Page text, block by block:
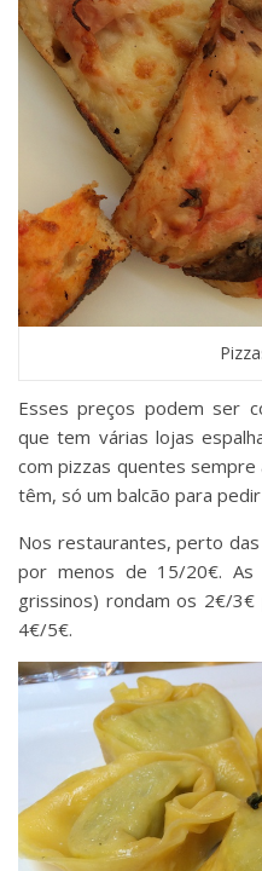
Esses preços podem ser
que tem várias lojas
com pizzas quentes sempre
têm, só um balcão para
Nos restaurantes, perto
por menos de 15/20€.
grissinos) rondam os 2€/
4€/5€.